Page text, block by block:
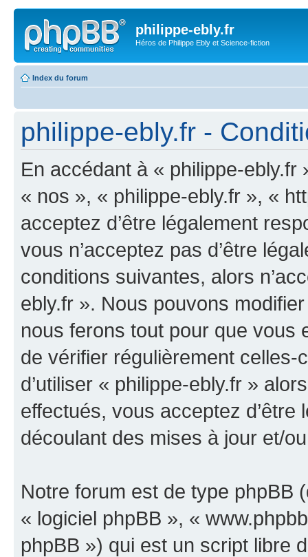
philippe-ebly.fr
Héros de Philippe Ebly et Science-fiction
Index du forum
philippe-ebly.fr -
En accédant à « philippe-
« nos », « philippe-ebly.fr », «
acceptez d’être légalement
vous n’acceptez pas d’être
conditions suivantes, alors
ebly.fr ». Nous pouvons
nous ferons tout pour que vous
de vérifier régulièrement
d’utiliser « philippe-ebly.fr »
effectués, vous acceptez
découlant des mises à jour et/
Notre forum est de type phpBB
« logiciel phpBB », «
phpBB ») qui est un script libre